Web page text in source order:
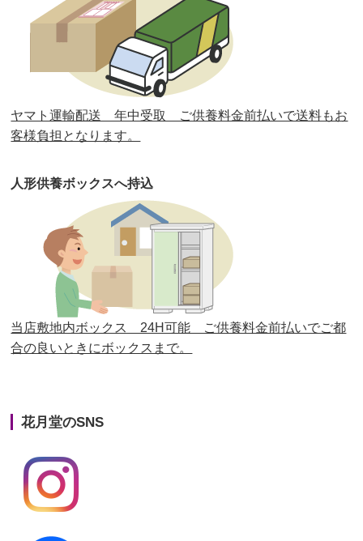
第32回人形供養祭 令和元年6月12日(水)
第31回人形供養祭 平成31年3月13日(水)
第30回人形供養祭平成30年11月28日(水)
第29回人形供養祭平成30年5月23日(水)
第27回人形供養祭平成29年6月14日(水)
第26回人形供養祭平成28年12月15日(木)
第25回人形供養祭 平成28年6月16日(木)
第24回人形供養祭 平成27年11月27日
第23回人形供養祭平成26年12月5日
第22回人形供養祭平成26年4月28日
第20回人形供養祭
第19回人形供養祭
第18回人形供養祭
ヤマト運輸配送 年中受取 ご供養料金前払いで送料もお
客様負担となります。
人形供養ボックスへ持込
当店敷地内ボックス 24H可能 ご供養料金前払いでご都
合の良いときにボックスまで。
花月堂のSNS